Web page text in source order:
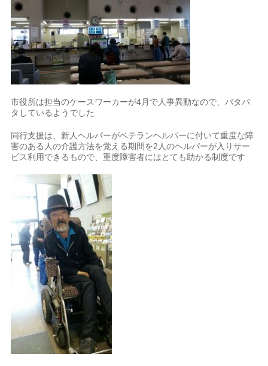
市役所は担当のケースワーカーが4月で人事異動なので、バタバ
タしているようでした
同行支援は、新人ヘルパーがベテランヘルパーに付いて重度な障
害のある人の介護方法を覚える期間を2人のヘルパーが入りサー
ビス利用できるもので、重度障害者にはとても助かる制度です